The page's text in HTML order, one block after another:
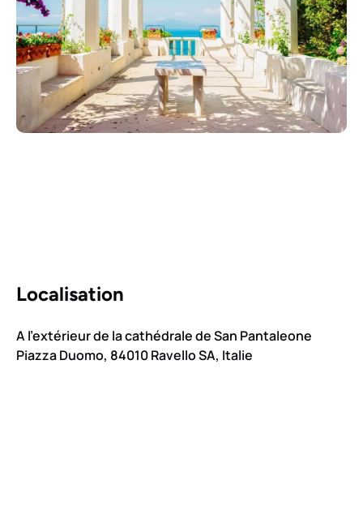
Localisation
A l’extérieur de la cathédrale de San Pantaleone
Piazza Duomo, 84010 Ravello SA, Italie